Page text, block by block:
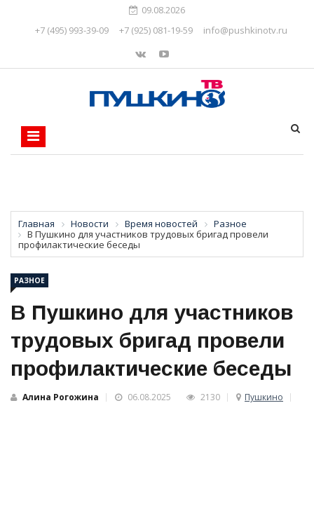
09.08.2026
+7 (495) 993-39-09
+7 (925) 081-19-59 info@pushkinotv.ru
Главная Новости Время новостей
Разное
В Пушкино для участников трудовых бригад провели
профилактические беседы
РАЗНОЕ
В Пушкино для участников
трудовых бригад провели
профилактические беседы
Алина Рогожина 06.08.2025 2130 Пушкино